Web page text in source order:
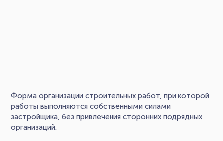
Форма организации строительных работ, при которой
работы выполняются собственными силами
застройщика, без привлечения сторонних подрядных
организаций.